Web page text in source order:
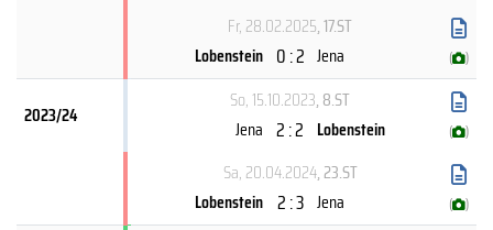
Fr, 28.02.2025, 17.ST
Lobenstein 0 : 2 Jena ( )
2023/24
So, 15.10.2023, 8.ST
Jena 2 : 2 Lobenstein ( )
Sa, 20.04.2024, 23.ST
Lobenstein 2 : 3 Jena ( )